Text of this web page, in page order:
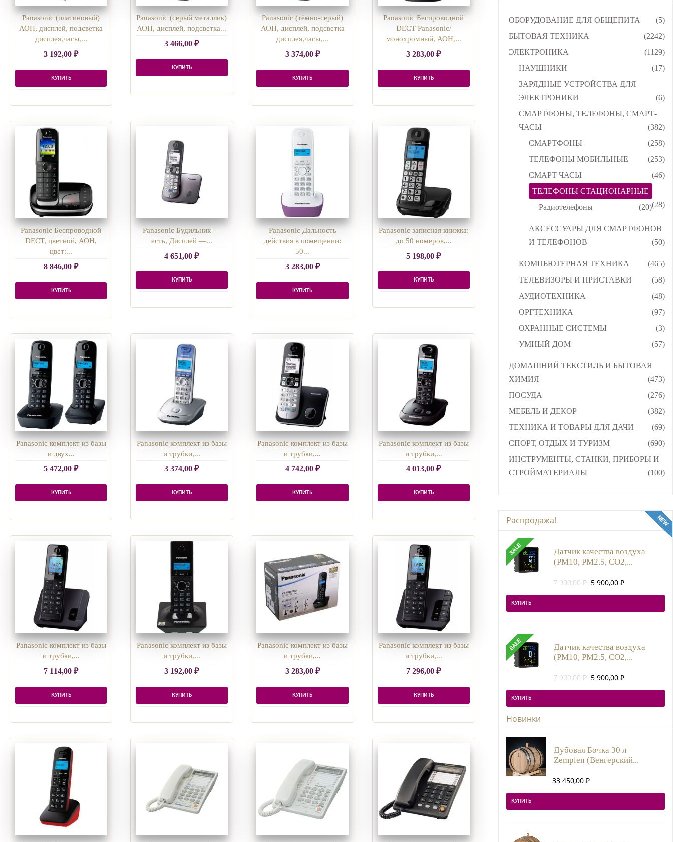
Panasonic (платиновый)
АОН, дисплей, подсветка
дисплея,часы,...
3 192,00₽
КУПИТЬ
Panasonic (серый металлик)
АОН, дисплей, подсветка...
3 466,00₽
КУПИТЬ
Panasonic (тёмно-серый)
АОН, дисплей, подсветка
дисплея,часы,...
3 374,00 ₽
КУПИТЬ
Panasonic Беспроводной
DECT Panasonic/
монохромный, АОН,...
3 283,00₽
КУПИТЬ
Panasonic Беспроводной
DECT, цветной, АОН,
цвет:...
8 846,00₽
КУПИТЬ
Panasonic Будильник —
есть, Дисплей —...
4 651,00₽
КУПИТЬ
Panasonic Дальность
действия в помещении:
50...
3 283,00 ₽
КУПИТЬ
Panasonic записная книжка:
до 50 номеров,...
5 198,00₽
КУПИТЬ
Panasonic комплект из базы
и двух...
5 472,00₽
КУПИТЬ
Panasonic комплект из базы
и трубки,...
3 374,00₽
КУПИТЬ
Panasonic комплект из базы
и трубки,...
4 742,00 ₽
КУПИТЬ
Panasonic комплект из базы
и трубки,...
4 013,00₽
КУПИТЬ
Panasonic комплект из базы
и трубки,...
7 114,00₽
КУПИТЬ
Panasonic комплект из базы
и трубки,...
3 192,00₽
КУПИТЬ
Panasonic комплект из базы
и трубки,...
3 283,00 ₽
КУПИТЬ
Panasonic комплект из базы
и трубки,...
7 296,00₽
КУПИТЬ
ОБОРУДОВАНИЕ ДЛЯ ОБЩЕПИТА
(5)
БЫТОВАЯ ТЕХНИКА
(2242)
ЭЛЕКТРОНИКА
(1129)
НАУШНИКИ
(17)
ЗАРЯДНЫЕ УСТРОЙСТВА ДЛЯ
ЭЛЕКТРОНИКИ
(6)
СМАРТФОНЫ, ТЕЛЕФОНЫ, СМАРТ-
ЧАСЫ
(382)
СМАРТФОНЫ
(258)
ТЕЛЕФОНЫ МОБИЛЬНЫЕ
(253)
СМАРТ ЧАСЫ
(46)
ТЕЛЕФОНЫ СТАЦИОНАРНЫЕ
(28)
Радиотелефоны (20)
АКСЕССУАРЫ ДЛЯ СМАРТФОНОВ
И ТЕЛЕФОНОВ
(50)
КОМПЬЮТЕРНАЯ ТЕХНИКА
(465)
ТЕЛЕВИЗОРЫ И ПРИСТАВКИ
(58)
АУДИОТЕХНИКА
(48)
ОРГТЕХНИКА
(97)
ОХРАННЫЕ СИСТЕМЫ
(3)
УМНЫЙ ДОМ
(57)
ДОМАШНИЙ ТЕКСТИЛЬ И БЫТОВАЯ
ХИМИЯ
(473)
ПОСУДА
(276)
МЕБЕЛЬ И ДЕКОР
(382)
ТЕХНИКА И ТОВАРЫ ДЛЯ ДАЧИ
(69)
СПОРТ, ОТДЫХ И ТУРИЗМ
(690)
ИНСТРУМЕНТЫ, СТАНКИ, ПРИБОРЫ И
СТРОЙМАТЕРИАЛЫ
(100)
Распродажа!
Датчик качества воздуха
(PM10, PM2.5, CO2,...
7 900,00₽ Первоначальная
7
5 900,00 ₽
900,00 ₽.
КУПИТЬ
Датчик качества воздуха
(PM10, PM2.5, CO2,...
7 900,00₽ Первоначальная
7
5 900,00 ₽
900,00 ₽.
КУПИТЬ
Новинки
Дубовая Бочка 30 л
Zemplen (Венгерский...
33 450,00 ₽
КУПИТЬ